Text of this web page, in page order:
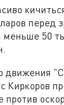
перед
меньше 50
движения
Киркоров
против